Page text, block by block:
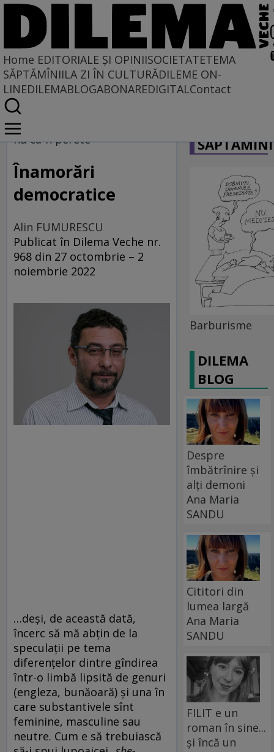
Home EDITORIALE ȘI OPINIISOCIETATETEMA
SĂPTĂMÎNIILA ZI ÎN CULTURĂDILEME ON-
LINEDILEMABLOGABONAREDIGITALContact
Home
EDITORIALE ȘI OPINII
TÎLC SHOW
nu ca-n perete
Înamorări
democratice
Alin FUMURESCU
Publicat în Dilema Veche nr.
968 din 27 octombrie – 2
noiembrie 2022
…deși, de această dată,
încerc să mă abțin de la
speculații pe tema
diferențelor dintre gîndirea
într-o limbă lipsită de genuri
(engleza, bunăoară) și una în
care substantivele sînt
feminine, masculine sau
neutre. Cum e să trebuiască
Barburisme
DILEMA
BLOG
Despre
îmbătrînire și
alți demoni
Ana Maria
SANDU
Cititori din
lumea largă
Ana Maria
SANDU
FILIT e un
roman în sine...
și încă un